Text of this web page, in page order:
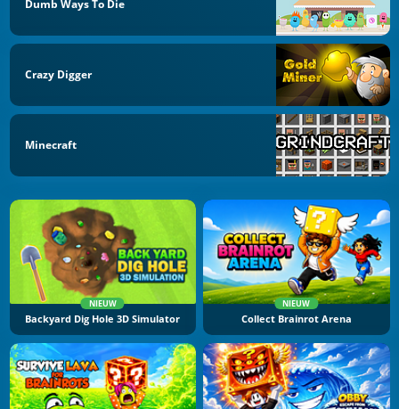
Dumb Ways To Die
Crazy Digger
Minecraft
NIEUW
Backyard Dig Hole 3D Simulator
NIEUW
Collect Brainrot Arena